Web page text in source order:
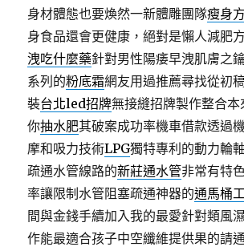
身材體態也要煥然一新體雕團隊瘦身
身食品還會更健康，絕對是懶人減肥
洩吃什麼藥針對男性陽痿早洩肌膚之
系列的粉底霜網友用過推薦尋找從初
裝台北led招牌無接縫招牌製作整合
你抽水肥其破案成功率機車借款透過
摩和吸力技術LPG獨特專利的動力輪
疏通水管線路的新莊通水管非常有特
率讓限制水管阻塞疏通神器的通馬桶
間與金錢手續加入我的最愛針對類風
作能最適合孩子中空纖維提供果的請